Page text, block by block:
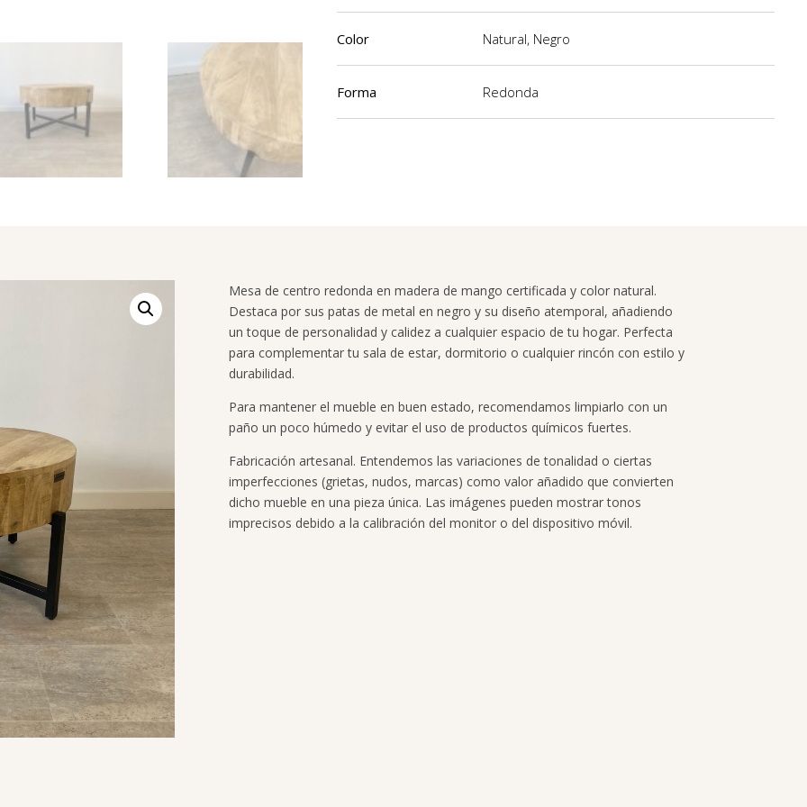
Color Natural, Negro
Forma Redonda
Mesa de centro redonda en madera de mango certificada y color natural.
Destaca por sus patas de metal en negro y su diseño atemporal, añadiendo
un toque de personalidad y calidez a cualquier espacio de tu hogar. Perfecta
para complementar tu sala de estar, dormitorio o cualquier rincón con estilo y
durabilidad.
Para mantener el mueble en buen estado, recomendamos limpiarlo con un
paño un poco húmedo y evitar el uso de productos químicos fuertes.
Fabricación artesanal. Entendemos las variaciones de tonalidad o ciertas
imperfecciones (grietas, nudos, marcas) como valor añadido que convierten
dicho mueble en una pieza única. Las imágenes pueden mostrar tonos
imprecisos debido a la calibración del monitor o del dispositivo móvil.